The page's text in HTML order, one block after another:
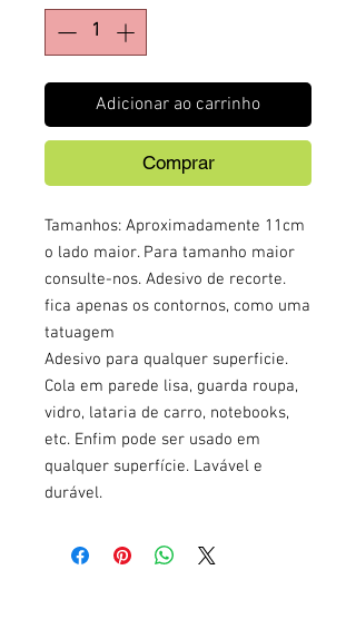
Adicionar ao carrinho
Comprar
Tamanhos: Aproximadamente 11cm
o lado maior. Para tamanho maior
consulte-nos. Adesivo de recorte.
fica apenas os contornos, como uma
tatuagem
Adesivo para qualquer superficie.
Cola em parede lisa, guarda roupa,
vidro, lataria de carro, notebooks,
etc. Enfim pode ser usado em
qualquer superfície. Lavável e
durável.